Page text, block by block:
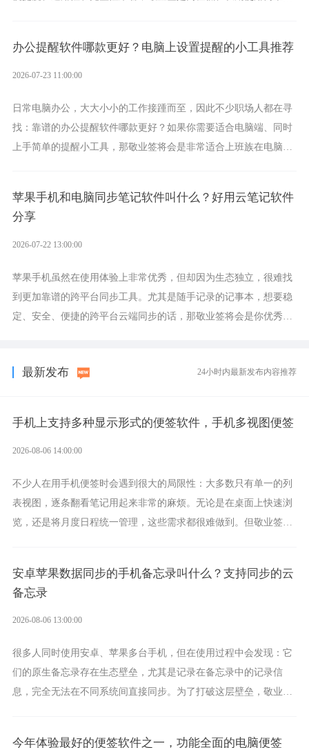
办公提醒软件哪款更好？电脑上设置提醒的小工具推荐
2026-07-23 11:00:00
日常电脑办公，大大小小的工作接踵而至，因此不少职场人都在寻
找：靠谱的办公提醒软件哪款更好？如果你需要适合电脑端、同时
上手简单的提醒小工具，那敬业签将会是非常适合上班族在电脑上
苹果手机和电脑同步笔记软件叫什么？好用云笔记软件
分享
2026-07-22 13:00:00
苹果手机虽然在使用体验上非常优秀，但却因为生态独立，很难找
到更加靠谱的跨平台同步工具。尤其是随手记录的记事本，想要稳
定、安全、便捷的跨平台云端同步的话，那敬业签将会是你优秀的
最新发布 24小时内最新发布内容推荐
手机上支持多种显示形式的便签软件，手机多视图便签
2026-08-06 14:00:00
不少人在用手机便签时会遇到很大的局限性：大多数只有单一的列
表视图，逐条翻看笔记用起来非常的麻烦。无论是在桌面上快速浏
览，还是将月度日程统一管理，这些需求都很难做到。但敬业签作
安卓苹果数据同步的手机备忘录叫什么？支持同步的云
备忘录
2026-08-06 13:00:00
很多人同时使用安卓、苹果多台手机，但在使用过程中会发现：它
们的原生备忘录存在生态壁垒，尤其是记录在备忘录中的记录信
息，完全无法在不同系统间直接同步。为了打破这层壁垒，敬业签
今年体验最好的便签软件之一，功能全面的电脑便签